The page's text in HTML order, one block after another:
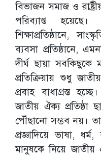
বিভাজন সমাজ ও
পরিব্যাপ্ত
শিক্ষাপ্রতিষ্ঠানে,
ব্যবসা প্রতিষ্ঠানে,
দীর্ঘ ছায়া
প্রতিক্রিয়ায় শুধু
প্রবাহ বাধাগ্রস্ত
জাতীয় ঐক্য প্রতিষ্ঠা
পৌঁছানো সম্ভব নয়।
প্রজ্ঞাদিয়ে ভাষা,
মানুষকে নিয়ে জাতীয়